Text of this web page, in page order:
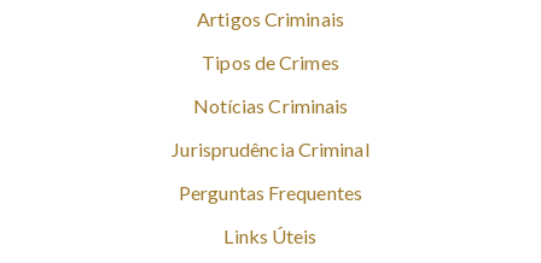
Artigos Criminais
Tipos de Crimes
Notícias Criminais
Jurisprudência Criminal
Perguntas Frequentes
Links Úteis